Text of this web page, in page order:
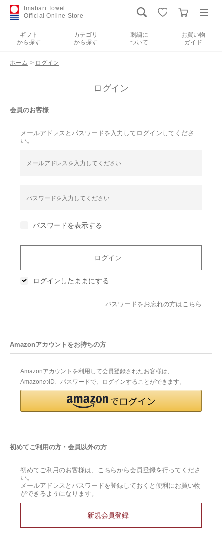
Imabari Towel
Official Online Store
ギフト
から探す
カテゴリ
から探す
刺繍に
ついて
お買い物
ガイド
新規会員登録
カテゴリから探す
刺繍について
今治タオルについて
会員サービス
規約
お問い合わせ
ホーム > ログイン
ログイン
会員のお客様
メールアドレスとパスワードを入力してログインしてくださ
い。
パスワードを表示する
ログインしたままにする
パスワードをお忘れの方はこちら
Amazonアカウントをお持ちの方
Amazonアカウントを利用して会員登録されたお客様は、
AmazonのID、パスワードで、ログインすることができます。
初めてご利用の方・会員以外の方
初めてご利用のお客様は、こちらから会員登録を行ってくださ
い。
メールアドレスとパスワードを登録しておくと便利にお買い物
ができるようになります。